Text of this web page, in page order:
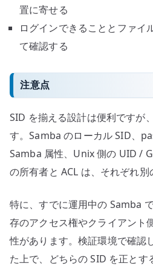
置に寄せる
ログインできることとファイ
て確認する
注意点
SID を揃える設計は便利ですが
す。Samba のローカル SID、
Samba 属性、Unix 側の UID /
の所有者と ACL は、それぞれ別
特に、すでに運用中の Samba
存のアクセス権やクライアント
性があります。検証環境で確認
た上で、どちらの SID を正とす